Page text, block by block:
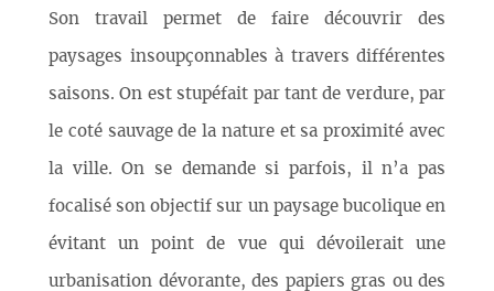
Son travail permet de faire découvrir des
paysages insoupçonnables à travers différentes
saisons. On est stupéfait par tant de verdure, par
le coté sauvage de la nature et sa proximité avec
la ville. On se demande si parfois, il n’a pas
focalisé son objectif sur un paysage bucolique en
évitant un point de vue qui dévoilerait une
urbanisation dévorante, des papiers gras ou des